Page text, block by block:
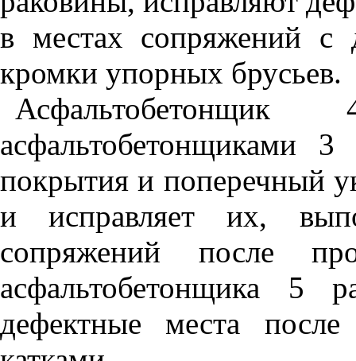
в местах сопряжений с
кромки упорных брусьев.
асфальтобетонщиками
покрытия и поперечный
и исправляет их,
сопряжений после
асфальтобетонщика 5
дефектные места